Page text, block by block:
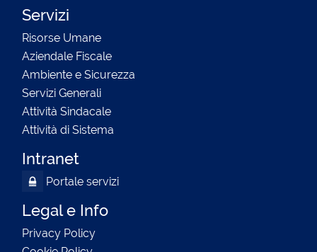
Servizi
Risorse Umane
Aziendale Fiscale
Ambiente e Sicurezza
Servizi Generali
Attività Sindacale
Attività di Sistema
Intranet
Portale servizi
Legal e Info
Privacy Policy